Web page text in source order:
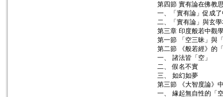
第四節 實有論在佛教
一、「實有論」促成
二、「實有論」與玄
第三章 印度般若中觀
第一節 「空三昧」與
第二節 《般若經》的
一、 諸法皆「空」
二、 假名不實
三、 如幻如夢
第三節 《大智度論》
一、 緣起無自性的「